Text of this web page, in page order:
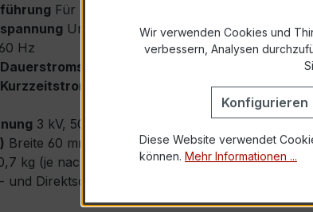
Für Busbar/Schiene bis 31 mm Höhe × 8
Um ≤ 0,72 kV
Hz
Icth = 1,0 × Ipr (Dauerstrom 1
Ith = 100 × Ipr, 1 s
3 kV, 50 Hz, 1 min
Breite 60 mm × Höhe 45 mm × Tiefe 35 mm
kg (je nach Ausführung)
und Direktschienenbefestigung möglich, inkl.
Wir verwenden Cookies und
verbessern, Analysen
Konfigurieren
Diese Website verwendet
können. Mehr Informationen ...